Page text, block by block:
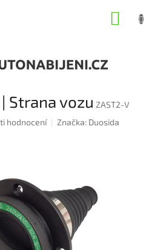
Strana vozu ZAST2-V
hodnocení Značka: Duosida